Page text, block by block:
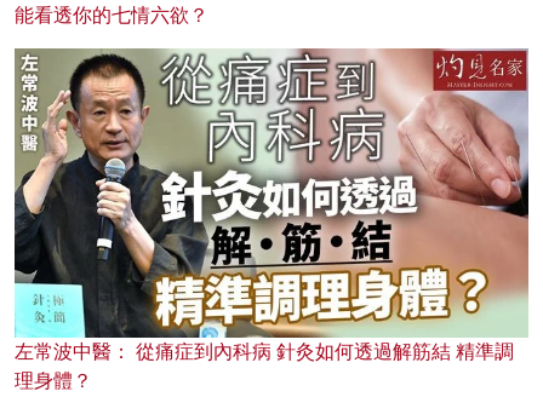
能看透你的七情六欲？
左常波中醫： 從痛症到內科病 針灸如何透過解筋結 精準調
理身體？